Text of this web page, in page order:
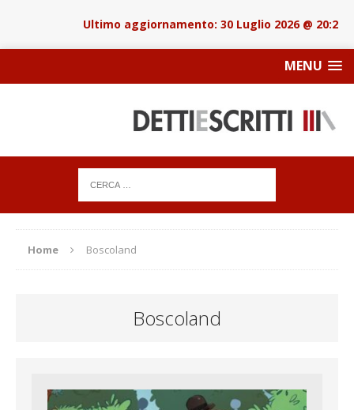
30 Luglio 2026 @ 20:22
MENU
Home Boscoland
Boscoland